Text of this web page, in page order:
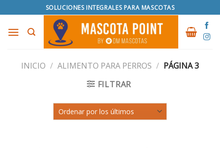
to
content
SOLUCIONES INTEGRALES PARA MASCOTAS
INICIO / ALIMENTO PARA PERROS / PÁGINA 3
FILTRAR